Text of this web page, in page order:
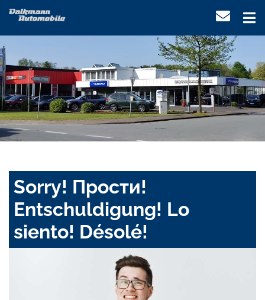
Sorry! Прости!
Entschuldigung! Lo
siento! Désolé!